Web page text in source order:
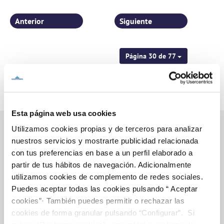
Esta página web usa cookies
Utilizamos cookies propias y de terceros para analizar
nuestros servicios y mostrarte publicidad relacionada
con tus preferencias en base a un perfil elaborado a
partir de tus hábitos de navegación. Adicionalmente
utilizamos cookies de complemento de redes sociales.
Puedes aceptar todas las cookies pulsando “ Aceptar
cookies”· También puedes permitir o rechazar las
cookies de forma granular pulsando “Configurar”. Si
Página 30 de 77
Anterior Siguiente
Inicio
Gestiones Online